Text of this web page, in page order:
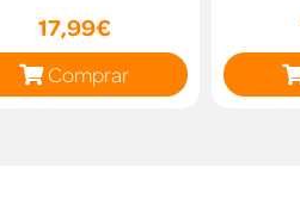
17,99€
Comprar